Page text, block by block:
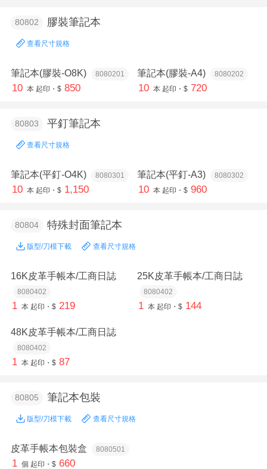
80802 膠裝筆記本
查看尺寸規格
筆記本(膠裝-O8K) 8080201
10 本 起印・$ 850
筆記本(膠裝-A4) 8080202
10 本 起印・$ 720
80803 平釘筆記本
查看尺寸規格
筆記本(平釘-O4K) 8080301
10 本 起印・$ 1,150
筆記本(平釘-A3) 8080302
10 本 起印・$ 960
80804 特殊封面筆記本
版型/刀模下載 查看尺寸規格
16K皮革手帳本/工商日誌
8080402
1 本 起印・$ 219
25K皮革手帳本/工商日誌
8080402
1 本 起印・$ 144
48K皮革手帳本/工商日誌
8080402
1 本 起印・$ 87
80805 筆記本包裝
版型/刀模下載 查看尺寸規格
皮革手帳本包裝盒 8080501
1 個 起印・$ 660